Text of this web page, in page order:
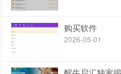
购买软件
2026-05-01